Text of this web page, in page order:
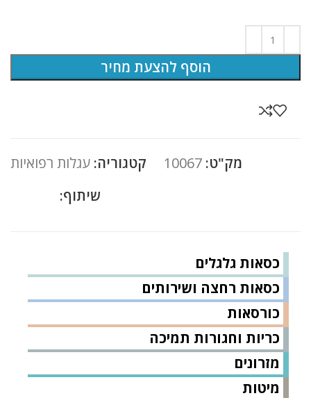
כסאות גלגלים
כסאות רחצה ושירותים
כורסאות
כריות וחגורות תמיכה
מזרונים
מיטות
הוסף להצעת מחיר
מק"ט: 10067 קטגוריה: עגלות רפואיות
שיתוף: